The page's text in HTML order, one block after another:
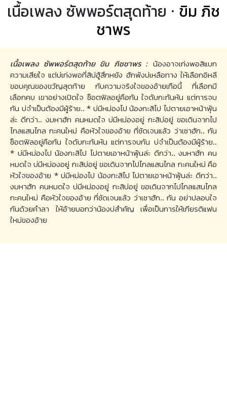
เนื้อเพลง ซัพพอร์ตสุดท้าย · ขิม ภิช
ชาพร
เนื้อเพลง ซัพพอร์ตสุดท้าย ขิม ภิชชาพร : น้องอาจเก่งพอสิแบก
ความเสียใจ แต่บ่เก่งพอที่สิบ่ฮู้สึกหยัง ฮักพังบ่เหลือทาง ให้เลือกอิหลี
ขอบคุณของขวัญสุดท้าย กับความจริงใจของอ้ายเทือนี้ ที่เลือกมี
เลือกคบ เขาอย่างเปิดใจ ช็อตฟิลอยู่คือกัน ใจดับกะทันหัน แต่การจบ
กัน บ่จำเป็นต้องมีผู้ร้าย.. * บ่มีหม่องไป น้องกะสิไป ไปตายเอาหน้าพุ้น
ล่ะ ดีกว่า.. งมหาฮัก คนหมดใจ บ่มีหม่องอยู่ กะสิบ่อยู่ ขอเดินจากไป
ไกลแสนไกล กะคนใหม่ คือหัวใจของอ้าย ที่ชัดเจนแล้ว ว่าเซาฮัก.. กัน
ช็อตฟิลอยู่คือกัน ใจดับกะทันหัน แต่การจบกัน บ่จำเป็นต้องมีผู้ร้าย..
* บ่มีหม่องไป น้องกะสิไป ไปตายเอาหน้าพุ้นล่ะ ดีกว่า.. งมหาฮัก คน
หมดใจ บ่มีหม่องอยู่ กะสิบ่อยู่ ขอเดินจากไปไกลแสนไกล กะคนใหม่ คือ
หัวใจของอ้าย * บ่มีหม่องไป น้องกะสิไป ไปตายเอาหน้าพุ้นล่ะ ดีกว่า..
งมหาฮัก คนหมดใจ บ่มีหม่องอยู่ กะสิบ่อยู่ ขอเดินจากไปไกลแสนไกล
กะคนใหม่ คือหัวใจของอ้าย ที่ชัดเจนแล้ว ว่าเซาฮัก.. กัน อย่าปลอบใจ
กันด้วยคำลา ให้อ้ายบอกว่าน้องบ่สำคัญ เพื่อเป็นการให้เกียรติแฟน
ใหม่ของอ้าย